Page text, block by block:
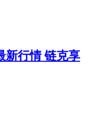
新行情 链克享